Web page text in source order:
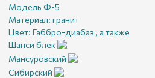
Модель Ф-5
Материал: гранит
Цвет: Габбро-диабаз , а также
Шанси блек
Мансуровский
Сибирский